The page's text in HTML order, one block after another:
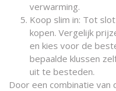
verwarming.
Koop slim in: Tot
kopen. Vergelijk
en kies voor de
bepaalde klussen
uit te besteden.
Door een combinatie van